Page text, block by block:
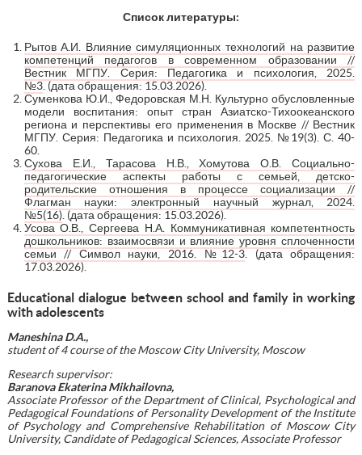
Список литературы:
Рытов А.И. Влияние симуляционных технологий на развитие
компетенций педагогов в современном образовании //
Вестник МГПУ. Серия: Педагогика и психология, 2025.
№3. (дата обращения: 15.03.2026).
Суменкова Ю.И., Федоровская М.Н. Культурно обусловленные
модели воспитания: опыт стран Азиатско-Тихоокеанского
региона и перспективы его применения в Москве // Вестник
МГПУ. Серия: Педагогика и психология. 2025. №19(3). С. 40-
60.
Сухова Е.И., Тарасова Н.В., Хомутова О.В. Социально-
педагогические аспекты работы с семьей, детско-
родительские отношения в процессе социализации //
Флагман науки: электронный научный журнал, 2024.
№5(16). (дата обращения: 15.03.2026).
Усова О.В., Сергеева Н.А. Коммуникативная компетентность
дошкольников: взаимосвязи и влияние уровня сплоченности
семьи // Символ науки, 2016. №12-3 . (дата обращения:
17.03.2026).
Educational dialogue between school and family in working
with adolescents
Maneshina D.A.,
student of 4 courseof theMoscow City University, Moscow
Research supervisor:
Baranova Ekaterina Mikhailovna,
Associate Professor of the Department of Clinical, Psychological and
Pedagogical Foundations of Personality Development of the Institute
of Psychology and Comprehensive Rehabilitation of Moscow City
University, Candidate of Pedagogical Sciences, Associate Professor